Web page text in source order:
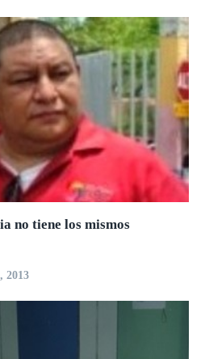
no tiene los mismos
2013